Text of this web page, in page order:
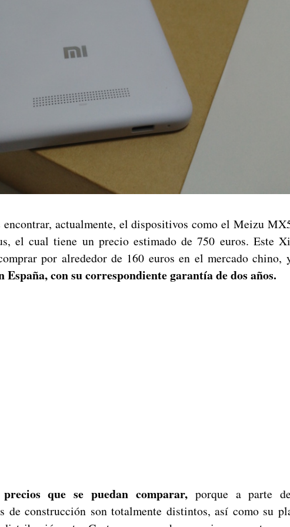
actualmente, el dispositivos como el Meizu
el cual tiene un precio estimado de 750 euros. Este
por alrededor de 160 euros en el mercado chino,
España, con su correspondiente garantía de dos años.
que se puedan comparar,porque a parte
de construcción son totalmente distintos, así como su